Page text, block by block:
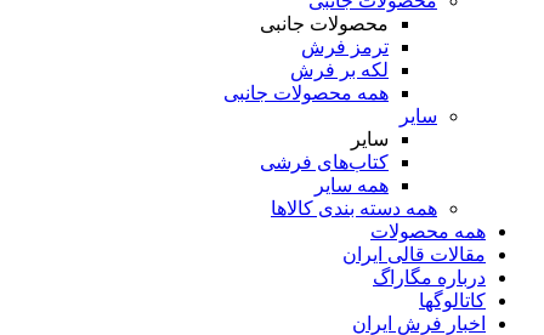
محصولات جانبی
ترمز فرش
لکه بر فرش
همه محصولات جانبی
سایر
سایر
کتاب‌های فرشی
همه سایر
همه دسته بندی کالاها
همه محصولات
مقالات قالی ایران
درباره مگاراگ
کاتالوگها
اخبار فرش ایران